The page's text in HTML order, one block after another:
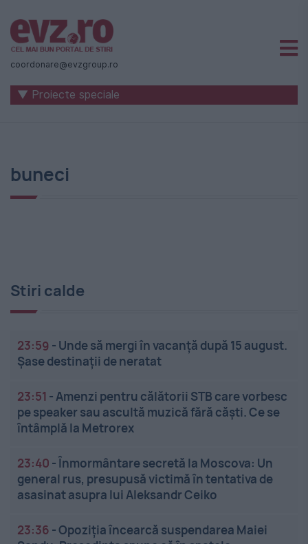
Știri
naționale
internaționale
-
Evenimentul
coordonare@evzgroup.ro
▼ Proiecte speciale
buneci
Stiri calde
23:59 - Unde să mergi în vacanță după 15 august.
Șase destinații de neratat
23:51 -Amenzi pentru călătorii STB care vorbesc
pe speaker sau ascultă muzică fără căști. Ce se
întâmplă la Metrorex
23:40 -Înmormântare secretă la Moscova: Un
general rus, presupusă victimă în tentativa de
asasinat asupra lui Aleksandr Ceiko
23:36 -Opoziția încearcă suspendarea Maiei